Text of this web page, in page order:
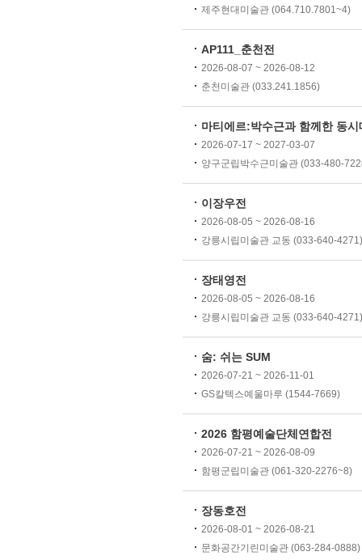
제주현대미술관 (064.710.7801~4)
AP111_춘천전
2026-08-07 ~ 2026-08-12
춘천미술관 (033.241.1856)
마티에르:박수근과 함께한 동시
2026-07-17 ~ 2027-03-07
양구군립박수근미술관 (033-480-
이장우전
2026-08-05 ~ 2026-08-16
강릉시립미술관 교동 (033-640-4271)
장태영전
2026-08-05 ~ 2026-08-16
강릉시립미술관 교동 (033-640-4271)
숨: 쉬는 SUM
2026-07-21 ~ 2026-11-01
GS칼텍스예울마루 (1544-7669)
2026 함평예술단체연합전
2026-07-21 ~ 2026-08-09
함평군립미술관 (061-320-2276~8)
장동호전
2026-08-01 ~ 2026-08-21
문화공간기린미술관 (063-284-0888)